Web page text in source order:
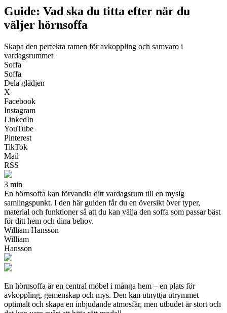
Guide: Vad ska du titta efter när du
väljer hörnsoffa
Skapa den perfekta ramen för avkoppling och samvaro i
vardagsrummet
Soffa
Soffa
Dela glädjen
X
Facebook
Instagram
LinkedIn
YouTube
Pinterest
TikTok
Mail
RSS
3 min
En hörnsoffa kan förvandla ditt vardagsrum till en mysig
samlingspunkt. I den här guiden får du en översikt över typer,
material och funktioner så att du kan välja den soffa som passar bäst
för ditt hem och dina behov.
William Hansson
William
Hansson
En hörnsoffa är en central möbel i många hem – en plats för
avkoppling, gemenskap och mys. Den kan utnyttja utrymmet
optimalt och skapa en inbjudande atmosfär, men utbudet är stort och